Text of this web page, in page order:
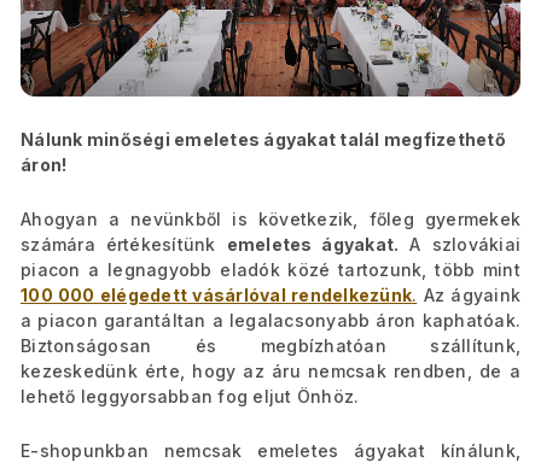
Nálunk minőségi emeletes ágyakat talál megfizethető
áron!
Ahogyan a nevünkből is következik, főleg gyermekek
számára értékesítünk emeletes ágyakat. A szlovákiai
piacon a legnagyobb eladók közé tartozunk, több mint
100 000 elégedett vásárlóval rendelkezünk. Az ágyaink
a piacon garantáltan a legalacsonyabb áron kaphatóak.
Biztonságosan és megbízhatóan szállítunk,
kezeskedünk érte, hogy az áru nemcsak rendben, de a
lehető leggyorsabban fog eljut Önhöz.
E-shopunkban nemcsak emeletes ágyakat kínálunk,